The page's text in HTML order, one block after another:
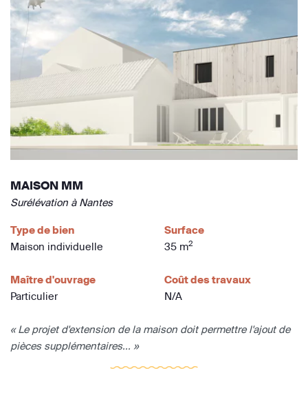
MAISON MM
Surélévation à Nantes
Type de bien
Maison individuelle
Surface
35 m2
Maître d'ouvrage
Particulier
Coût des travaux
N/A
« Le projet d'extension de la maison doit permettre l'ajout de
pièces supplémentaires... »